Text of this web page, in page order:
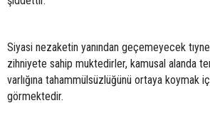
Siyasi nezaketin yanından geçemeyecek
zihniyete sahip muktedirler, kamusal alanda
varlığına tahammülsüzlüğünü ortaya koymak
görmektedir.